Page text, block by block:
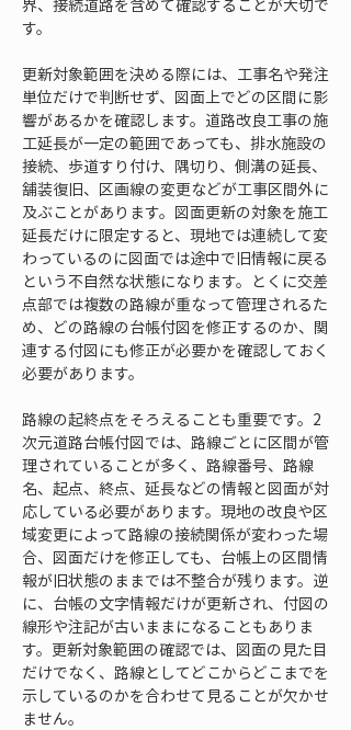
界、接続道路を含めて確認することが大切で
す。
更新対象範囲を決める際には、工事名や発注
単位だけで判断せず、図面上でどの区間に影
響があるかを確認します。道路改良工事の施
工延長が一定の範囲であっても、排水施設の
接続、歩道すり付け、隅切り、側溝の延長、
舗装復旧、区画線の変更などが工事区間外に
及ぶことがあります。図面更新の対象を施工
延長だけに限定すると、現地では連続して変
わっているのに図面では途中で旧情報に戻る
という不自然な状態になります。とくに交差
点部では複数の路線が重なって管理されるた
め、どの路線の台帳付図を修正するのか、関
連する付図にも修正が必要かを確認しておく
必要があります。
路線の起終点をそろえることも重要です。2
次元道路台帳付図では、路線ごとに区間が管
理されていることが多く、路線番号、路線
名、起点、終点、延長などの情報と図面が対
応している必要があります。現地の改良や区
域変更によって路線の接続関係が変わった場
合、図面だけを修正しても、台帳上の区間情
報が旧状態のままでは不整合が残ります。逆
に、台帳の文字情報だけが更新され、付図の
線形や注記が古いままになることもありま
す。更新対象範囲の確認では、図面の見た目
だけでなく、路線としてどこからどこまでを
示しているのかを合わせて見ることが欠かせ
ません。